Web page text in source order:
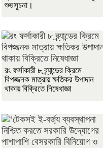
শুভসূচনা।
রং ফর্সাকারী ৮ ব্র্যান্ডের ক্রিমে
বিপজ্জনক মাত্রায় ক্ষতিকর উপাদান
থাকায় বিক্রিতে নিষেধাজ্ঞা